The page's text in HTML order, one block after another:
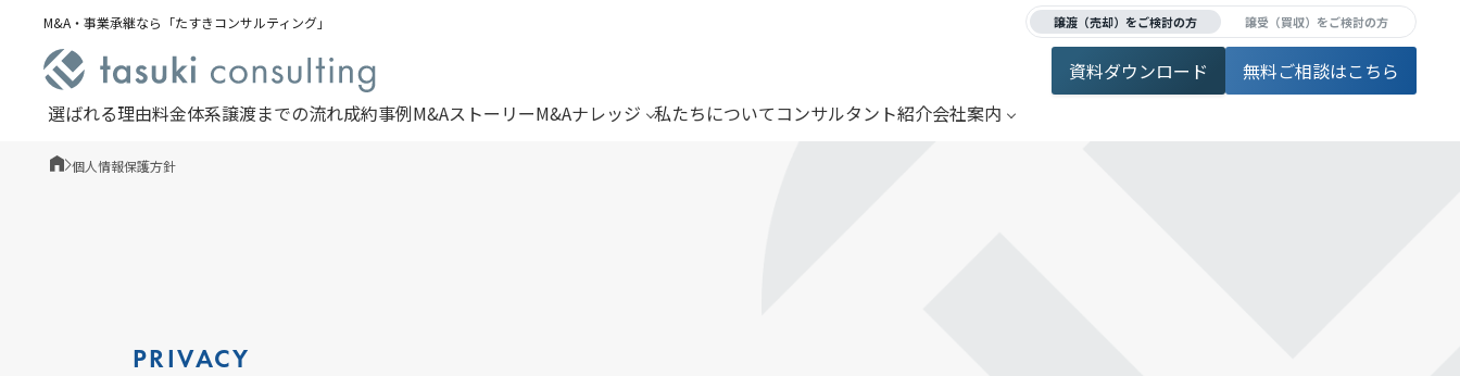
M&A・事業承継なら「たすきコンサルティング」 譲渡（売却）をご検討の方 譲受（買収）をご検討の方
資料ダウンロード
無料ご相談はこちら
選ばれる理由料金体系譲渡までの流れ成約事例M&AストーリーM&Aナレッジ 私たちについてコンサルタント紹介会社案内
個人情報保護方針
PRIVACY